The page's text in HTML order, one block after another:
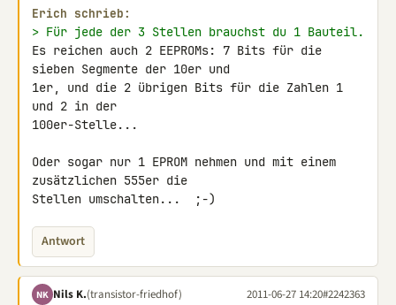
Erich schrieb:
> Für jede der 3 Stellen brauchst du 1 Bauteil.
Es reichen auch 2 EEPROMs: 7 Bits für die
sieben Segmente der 10er und
1er, und die 2 übrigen Bits für die Zahlen 1
und 2 in der
100er-Stelle...
Oder sogar nur 1 EPROM nehmen und mit einem
zusätzlichen 555er die
Stellen umschalten...  ;-)
Antwort
NK Nils K.(transistor-friedhof) 2011-06-27 14:20#2242363